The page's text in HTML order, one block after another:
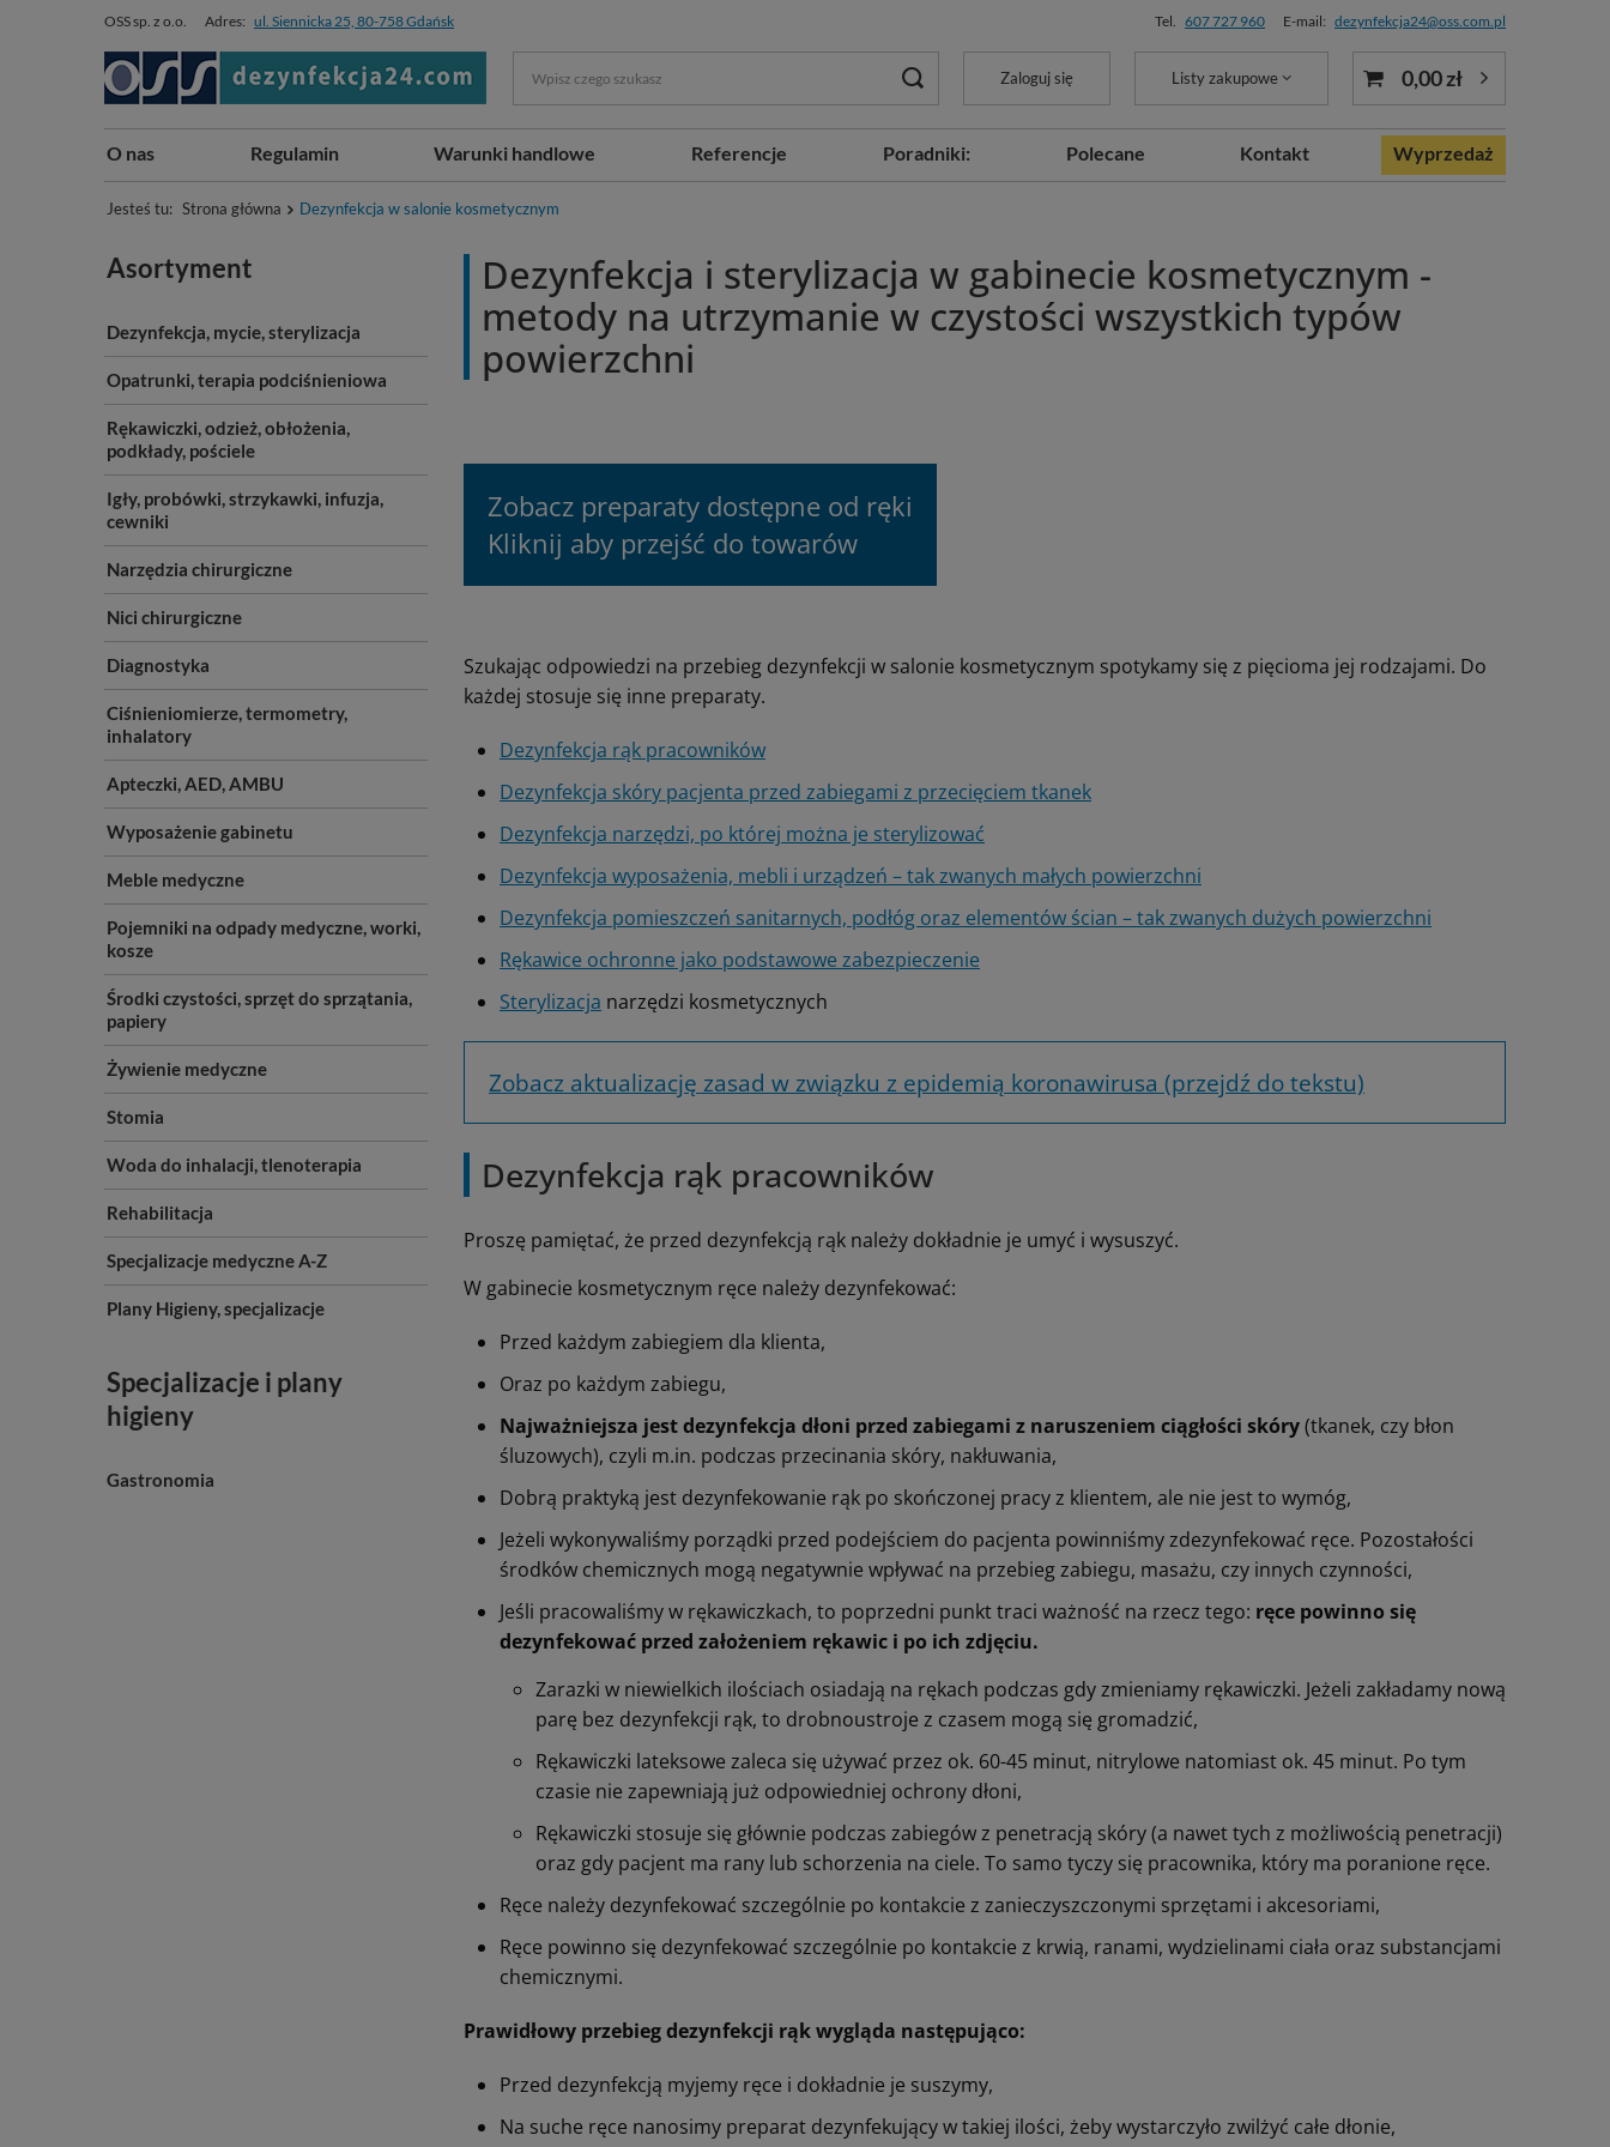
OSS sp. z o.o. Adres: ul. Siennicka 25, 80-758 Gdańsk Tel. 607 727 960 E-mail: dezynfekcja24@oss.com.pl
Zaloguj się Listy zakupowe 0,00 zł
O nas Regulamin Warunki handlowe Referencje Poradniki: Polecane Kontakt Wyprzedaż
Jesteś tu: Strona główna Dezynfekcja w salonie kosmetycznym
Asortyment
Dezynfekcja, mycie, sterylizacja
Opatrunki, terapia podciśnieniowa
Rękawiczki, odzież, obłożenia,
podkłady, pościele
Igły, probówki, strzykawki, infuzja,
cewniki
Narzędzia chirurgiczne
Nici chirurgiczne
Diagnostyka
Ciśnieniomierze, termometry,
inhalatory
Apteczki, AED, AMBU
Wyposażenie gabinetu
Meble medyczne
Pojemniki na odpady medyczne, worki,
kosze
Środki czystości, sprzęt do sprzątania,
papiery
Żywienie medyczne
Stomia
Woda do inhalacji, tlenoterapia
Rehabilitacja
Specjalizacje medyczne A-Z
Plany Higieny, specjalizacje
Specjalizacje i plany
higieny
Gastronomia
Dezynfekcja i sterylizacja w gabinecie kosmetycznym -
metody na utrzymanie w czystości wszystkich typów
powierzchni
Zobacz preparaty dostępne od ręki
Kliknij aby przejść do towarów
Szukając odpowiedzi na przebieg dezynfekcji w salonie kosmetycznym spotykamy się z pięcioma jej rodzajami. Do
każdej stosuje się inne preparaty.
Dezynfekcja rąk pracowników
Dezynfekcja skóry pacjenta przed zabiegami z przecięciem tkanek
Dezynfekcja narzędzi, po której można je sterylizować
Dezynfekcja wyposażenia, mebli i urządzeń – tak zwanych małych powierzchni
Dezynfekcja pomieszczeń sanitarnych, podłóg oraz elementów ścian – tak zwanych dużych powierzchni
Rękawice ochronne jako podstawowe zabezpieczenie
Sterylizacja narzędzi kosmetycznych
Zobacz aktualizację zasad w związku z epidemią koronawirusa (przejdź do tekstu)
Dezynfekcja rąk pracowników
Proszę pamiętać, że przed dezynfekcją rąk należy dokładnie je umyć i wysuszyć.
W gabinecie kosmetycznym ręce należy dezynfekować:
Przed każdym zabiegiem dla klienta,
Oraz po każdym zabiegu,
Najważniejsza jest dezynfekcja dłoni przed zabiegami z naruszeniem ciągłości skóry(tkanek, czy błon
śluzowych), czyli m.in. podczas przecinania skóry, nakłuwania,
Dobrą praktyką jest dezynfekowanie rąk po skończonej pracy z klientem, ale nie jest to wymóg,
Jeżeli wykonywaliśmy porządki przed podejściem do pacjenta powinniśmy zdezynfekować ręce. Pozostałości
środków chemicznych mogą negatywnie wpływać na przebieg zabiegu, masażu, czy innych czynności,
Jeśli pracowaliśmy w rękawiczkach, to poprzedni punkt traci ważność na rzecz tego: ręce powinno się
dezynfekować przed założeniem rękawic i po ich zdjęciu.
Zarazki w niewielkich ilościach osiadają na rękach podczas gdy zmieniamy rękawiczki. Jeżeli zakładamy nową
parę bez dezynfekcji rąk, to drobnoustroje z czasem mogą się gromadzić,
Rękawiczki lateksowe zaleca się używać przez ok. 60-45 minut, nitrylowe natomiast ok. 45 minut. Po tym
czasie nie zapewniają już odpowiedniej ochrony dłoni,
Rękawiczki stosuje się głównie podczas zabiegów z penetracją skóry (a nawet tych z możliwością penetracji)
oraz gdy pacjent ma rany lub schorzenia na ciele. To samo tyczy się pracownika, który ma poranione ręce.
Ręce należy dezynfekować szczególnie po kontakcie z zanieczyszczonymi sprzętami i akcesoriami,
Ręce powinno się dezynfekować szczególnie po kontakcie z krwią, ranami, wydzielinami ciała oraz substancjami
chemicznymi.
Prawidłowy przebieg dezynfekcji rąk wygląda następująco:
Przed dezynfekcją myjemy ręce i dokładnie je suszymy,
Na suche ręce nanosimy preparat dezynfekujący w takiej ilości, żeby wystarczyło zwilżyć całe dłonie,